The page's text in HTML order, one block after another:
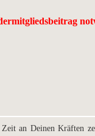
an Deinen Kräften